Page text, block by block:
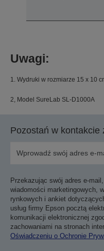
Uwagi:
1. Wydruki w rozmiarze 15 x 10
2, Model SureLab SL-D1000A
Pozostań w kontakcie
Przekazując swój adres e-
wiadomości marketingowych,
rynkowych i ankiet
usług firmy Epson pocztą
komunikacji elektronicznej
zachowaniami na stronach
Oświadczeniu o Ochronie